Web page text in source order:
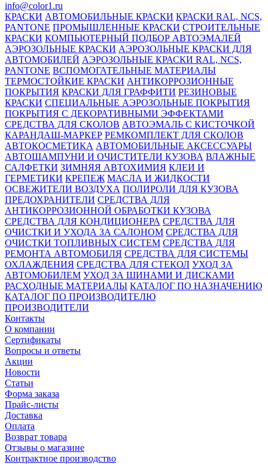
info@color1.ru
КРАСКИ АВТОМОБИЛЬНЫЕ КРАСКИ КРАСКИ RAL, NCS,
PANTONE ПРОМЫШЛЕННЫЕ КРАСКИ СТРОИТЕЛЬНЫЕ
КРАСКИ КОМПЬЮТЕРНЫЙ ПОДБОР АВТОЭМАЛЕЙ
АЭРОЗОЛЬНЫЕ КРАСКИ АЭРОЗОЛЬНЫЕ КРАСКИ ДЛЯ
АВТОМОБИЛЕЙ АЭРОЗОЛЬНЫЕ КРАСКИ RAL, NCS,
PANTONE ВСПОМОГАТЕЛЬНЫЕ МАТЕРИАЛЫ
ТЕРМОСТОЙКИЕ КРАСКИ АНТИКОРРОЗИОННЫЕ
ПОКРЫТИЯ КРАСКИ ДЛЯ ГРАФФИТИ РЕЗИНОВЫЕ
КРАСКИ СПЕЦИАЛЬНЫЕ АЭРОЗОЛЬНЫЕ ПОКРЫТИЯ
ПОКРЫТИЯ С ДЕКОРАТИВНЫМИ ЭФФЕКТАМИ
СРЕДСТВА ДЛЯ СКОЛОВ АВТОЭМАЛЬ С КИСТОЧКОЙ
КАРАНДАШ-МАРКЕР РЕМКОМПЛЕКТ ДЛЯ СКОЛОВ
АВТОКОСМЕТИКА АВТОМОБИЛЬНЫЕ АКСЕССУАРЫ
АВТОШАМПУНИ И ОЧИСТИТЕЛИ КУЗОВА ВЛАЖНЫЕ
САЛФЕТКИ ЗИМНЯЯ АВТОХИМИЯ КЛЕИ И
ГЕРМЕТИКИ КРЕПЕЖ МАСЛА И ЖИДКОСТИ
ОСВЕЖИТЕЛИ ВОЗДУХА ПОЛИРОЛИ ДЛЯ КУЗОВА
ПРЕДОХРАНИТЕЛИ СРЕДСТВА ДЛЯ
АНТИКОРРОЗИОННОЙ ОБРАБОТКИ КУЗОВА
СРЕДСТВА ДЛЯ КОНДИЦИОНЕРА СРЕДСТВА ДЛЯ
ОЧИСТКИ И УХОДА ЗА САЛОНОМ СРЕДСТВА ДЛЯ
ОЧИСТКИ ТОПЛИВНЫХ СИСТЕМ СРЕДСТВА ДЛЯ
РЕМОНТА АВТОМОБИЛЯ СРЕДСТВА ДЛЯ СИСТЕМЫ
ОХЛАЖДЕНИЯ СРЕДСТВА ДЛЯ СТЕКОЛ УХОД ЗА
АВТОМОБИЛЕМ УХОД ЗА ШИНАМИ И ДИСКАМИ
РАСХОДНЫЕ МАТЕРИАЛЫ КАТАЛОГ ПО НАЗНАЧЕНИЮ
КАТАЛОГ ПО ПРОИЗВОДИТЕЛЮ
ПРОИЗВОДИТЕЛИ
Контакты
О компании
Сертификаты
Вопросы и ответы
Акции
Новости
Статьи
Форма заказа
Прайс-листы
Доставка
Оплата
Возврат товара
Отзывы о магазине
Контрактное производство